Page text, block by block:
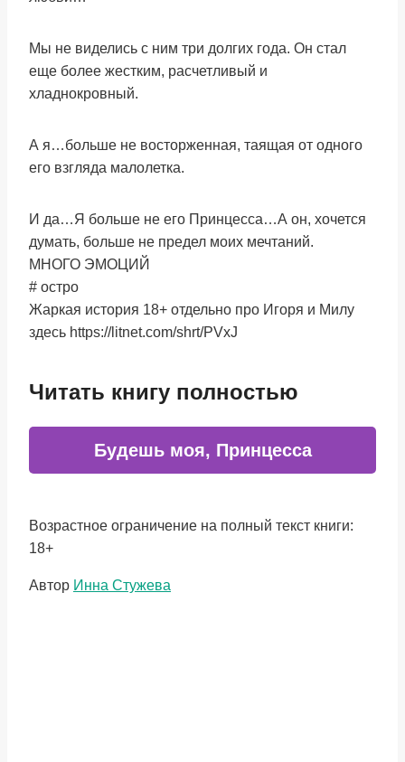
Мы не виделись с ним три долгих года. Он стал
еще более жестким, расчетливый и
хладнокровный.
А я…больше не восторженная, таящая от одного
его взгляда малолетка.
И да…Я больше не его Принцесса…А он, хочется
думать, больше не предел моих мечтаний.
МНОГО ЭМОЦИЙ
# остро
Жаркая история 18+ отдельно про Игоря и Милу
здесь https://litnet.com/shrt/PVxJ
Читать книгу полностью
Будешь моя, Принцесса
Возрастное ограничение на полный текст книги:
18+
Метки
Автор Инна Стужева